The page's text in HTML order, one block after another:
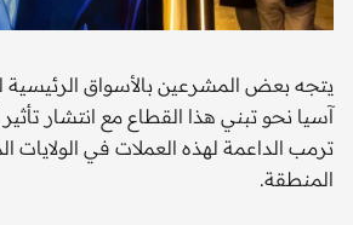
يتجه بعض المشرعين بالأسواق الرئيسية
آسيا نحو تبني هذا القطاع مع انتشار
ترمب الداعمة لهذه العملات في الولايات
المنطقة.